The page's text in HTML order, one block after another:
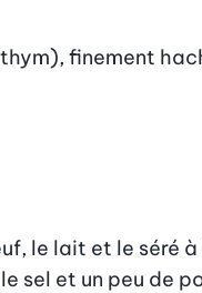
finement
le lait et le séré
sel et un peu de